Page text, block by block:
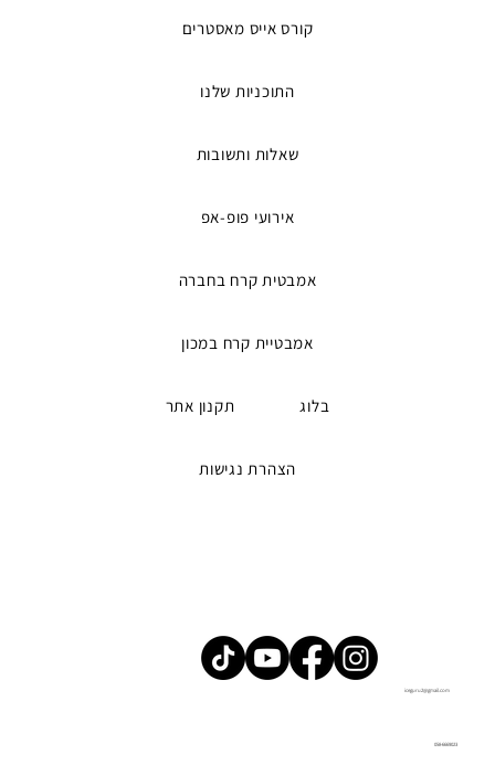
קורס אייס מאסטרים
התוכניות שלנו
שאלות ותשובות
אירועי פופ-אפ
אמבטית קרח בחברה
אמבטיית קרח במכון
בלוג תקנון אתר
הצהרת נגישות
iceguru2@gmail.com
058-6669023